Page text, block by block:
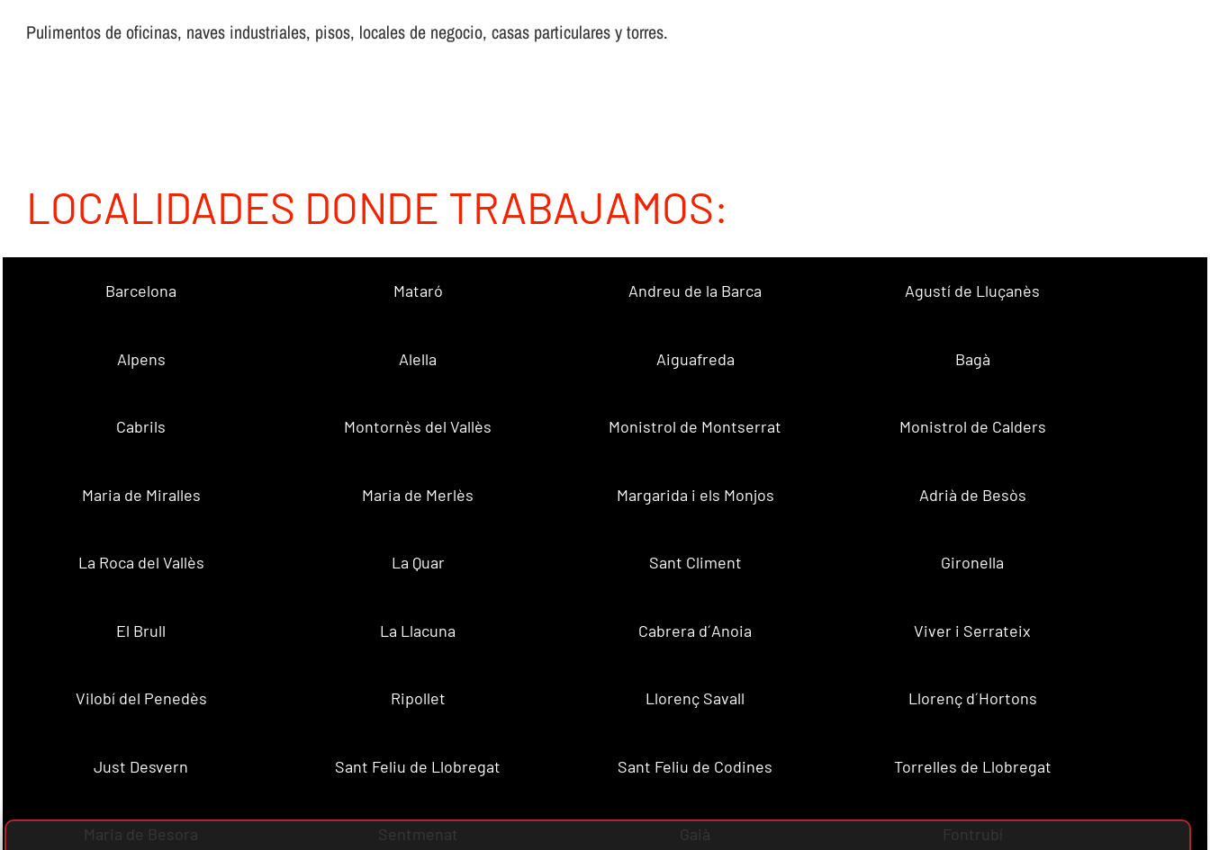
Pulimentos de oficinas, naves industriales, pisos, locales de negocio, casas particulares y torres.
LOCALIDADES DONDE TRABAJAMOS:
Barcelona Mataró Andreu de la Barca Agustí de Lluçanès
Alpens Alella Aiguafreda Bagà
Cabrils Montornès del Vallès Monistrol de Montserrat Monistrol de Calders
Maria de Miralles Maria de Merlès Margarida i els Monjos Adrià de Besòs
La Roca del Vallès La Quar Sant Climent Gironella
El Brull La Llacuna Cabrera d´Anoia Viver i Serrateix
Vilobí del Penedès Ripollet Llorenç Savall Llorenç d´Hortons
Just Desvern Sant Feliu de Llobregat Sant Feliu de Codines Torrelles de Llobregat
Maria de Besora Sentmenat Gaià Fontrubí